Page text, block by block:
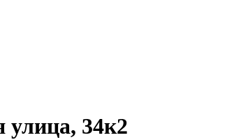
улица, 34к2